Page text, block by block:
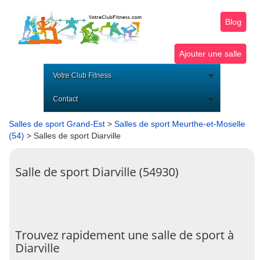
Blog
Ajouter une salle
Votre Club Fitness
Contact
Salles de sport Grand-Est > Salles de sport Meurthe-et-Moselle
(54) > Salles de sport Diarville
Salle de sport Diarville (54930)
Trouvez rapidement une salle de sport à
Diarville